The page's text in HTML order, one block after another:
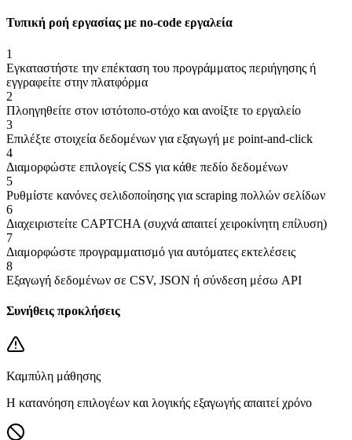
Τυπική ροή εργασίας με no-code εργαλεία
1
Εγκαταστήστε την επέκταση του προγράμματος περιήγησης ή
εγγραφείτε στην πλατφόρμα
2
Πλοηγηθείτε στον ιστότοπο-στόχο και ανοίξτε το εργαλείο
3
Επιλέξτε στοιχεία δεδομένων για εξαγωγή με point-and-click
4
Διαμορφώστε επιλογείς CSS για κάθε πεδίο δεδομένων
5
Ρυθμίστε κανόνες σελιδοποίησης για scraping πολλών σελίδων
6
Διαχειριστείτε CAPTCHA (συχνά απαιτεί χειροκίνητη επίλυση)
7
Διαμορφώστε προγραμματισμό για αυτόματες εκτελέσεις
8
Εξαγωγή δεδομένων σε CSV, JSON ή σύνδεση μέσω API
Συνήθεις προκλήσεις
Καμπύλη μάθησης
Η κατανόηση επιλογέων και λογικής εξαγωγής απαιτεί χρόνο